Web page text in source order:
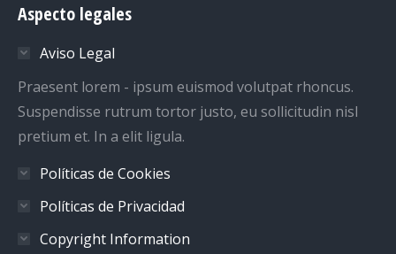
opens
new
window
opens
new
window
opens
new
window
opens
new
window
Aspecto legales
Aviso Legal
Praesent lorem - ipsum euismod volutpat rhoncus.
Suspendisse rutrum tortor justo, eu sollicitudin nisl
pretium et. In a elit ligula.
Políticas de Cookies
Políticas de Privacidad
Copyright Information